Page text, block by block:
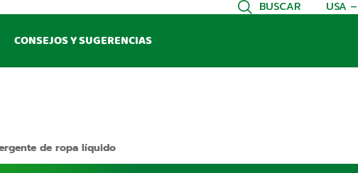
BUSCAR USA
CONSEJOS Y SUGERENCIAS
de ropa líquido